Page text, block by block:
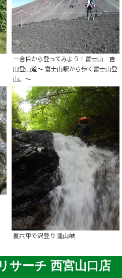
一合目から登ってみよう！富士山 吉
田登山道～ 富士山駅から歩く富士山登
山。～
裏六甲で沢登り 逢山峡
サーチ 西宮山口店